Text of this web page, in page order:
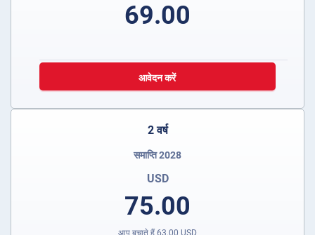
69.00
आवेदन करें
2 वर्ष
समाप्ति 2028
USD
75.00